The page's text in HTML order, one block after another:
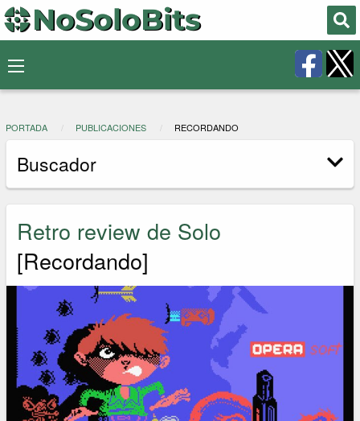
PORTADA PUBLICACIONES RECORDANDO
Buscador
Retro review de Solo
[Recordando]